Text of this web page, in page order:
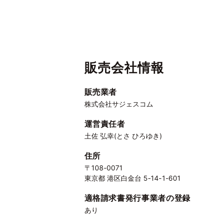
販売会社情報
販売業者
株式会社サジェスコム
運営責任者
土佐 弘幸(とさ ひろゆき)
住所
〒108-0071
東京都 港区白金台 5-14-1-601
適格請求書発行事業者の登録
あり